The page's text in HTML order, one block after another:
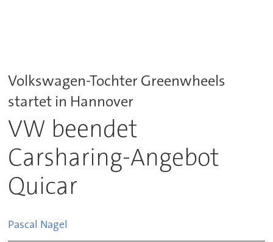
Volkswagen-Tochter Greenwheels
startet in Hannover
VW beendet
Carsharing-Angebot
Quicar
Pascal Nagel